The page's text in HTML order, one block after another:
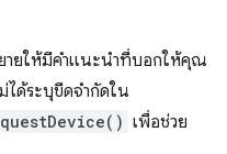
ายให้มีคำแนะนำที่บอกให้คุณ
ได้ระบุขีดจำกัดใน
เพื่อช่วย